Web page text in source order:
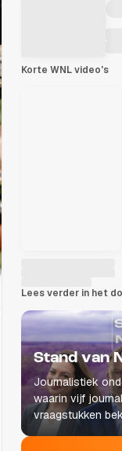
Korte WNL video's
Lees verder in het
Stand van
Journalistiek
waarin vijf
vraagstukken
leven raken.